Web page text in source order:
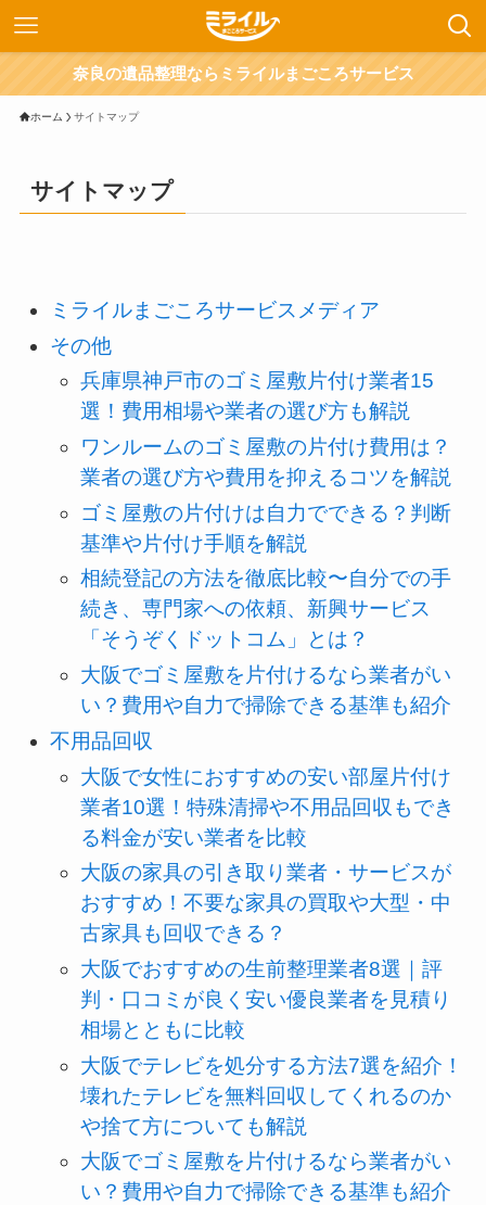
奈良の遺品整理ならミライルまごころサービス
ホーム サイトマップ
サイトマップ
ミライルまごころサービスメディア
その他
兵庫県神戸市のゴミ屋敷片付け業者15
選！費用相場や業者の選び方も解説
ワンルームのゴミ屋敷の片付け費用は？
業者の選び方や費用を抑えるコツを解説
ゴミ屋敷の片付けは自力でできる？判断
基準や片付け手順を解説
相続登記の方法を徹底比較〜自分での手
続き、専門家への依頼、新興サービス
「そうぞくドットコム」とは？
大阪でゴミ屋敷を片付けるなら業者がい
い？費用や自力で掃除できる基準も紹介
不用品回収
大阪で女性におすすめの安い部屋片付け
業者10選！特殊清掃や不用品回収もでき
る料金が安い業者を比較
大阪の家具の引き取り業者・サービスが
おすすめ！不要な家具の買取や大型・中
古家具も回収できる？
大阪でおすすめの生前整理業者8選｜評
判・口コミが良く安い優良業者を見積り
相場とともに比較
大阪でテレビを処分する方法7選を紹介！
壊れたテレビを無料回収してくれるのか
や捨て方についても解説
大阪でゴミ屋敷を片付けるなら業者がい
い？費用や自力で掃除できる基準も紹介